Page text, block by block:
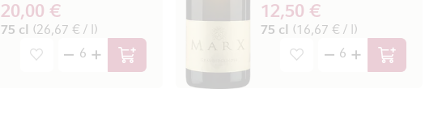
20,00 €
75 cl (26,67 € / l)
In den Warenkorb
12,50 €
75 cl (16,67 € / l)
In den